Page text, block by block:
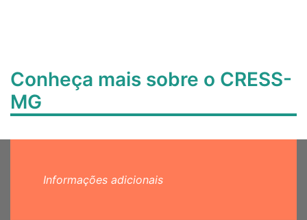
Conheça mais sobre o CRESS-
MG
Informações adicionais